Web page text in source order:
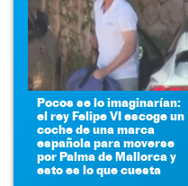
Pocos se lo imaginarían:
el rey Felipe VI escoge un
coche de una marca
española para moverse
por Palma de Mallorca y
esto es lo que cuesta